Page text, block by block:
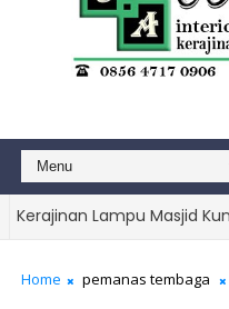
Lampu Masjid Kuningan
Home pemanas tembaga